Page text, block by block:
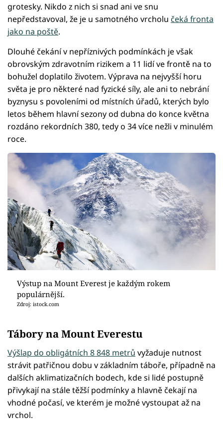
grotesky. Nikdo z nich si snad ani ve snu
nepředstavoval, že je u samotného vrcholu čeká fronta
jako na poště.
Dlouhé čekání v nepříznivých podmínkách je však
obrovským zdravotním rizikem a 11 lidí ve frontě na to
bohužel doplatilo životem. Výprava na nejvyšší horu
světa je pro některé nad fyzické síly, ale ani to nebrání
byznysu s povoleními od místních úřadů, kterých bylo
letos během hlavní sezony od dubna do konce května
rozdáno rekordních 380, tedy o 34 více nežli v minulém
roce.
Výstup na Mount Everest je každým rokem
populárnější.
Zdroj: istock.com
Tábory na Mount Everestu
Výšlap do obligátních 8 848 metrů vyžaduje nutnost
strávit patřičnou dobu v základním táboře, případně na
dalších aklimatizačních bodech, kde si lidé postupně
přivykají na stále těžší podmínky a hlavně čekají na
vhodné počasí, ve kterém je možné vystoupat až na
vrchol.